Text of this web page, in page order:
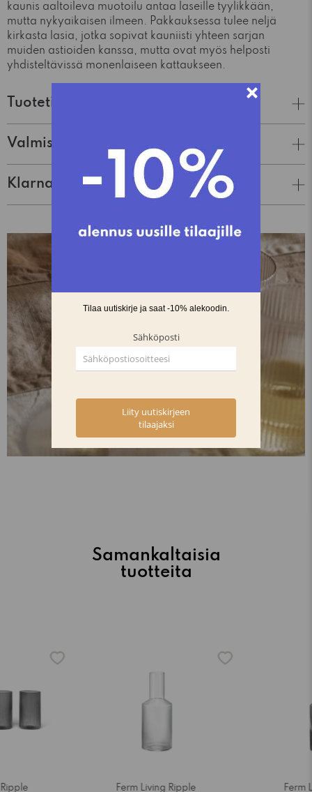
kaunis aaltoileva muotoilu antaa laseille tyylikkään,
mutta nykyaikaisen ilmeen. Pakkauksessa tulee neljä
kirkasta lasia, jotka sopivat kauniisti yhteen sarjan
muiden astioiden kanssa, mutta ovat myös helposti
yhdisteltävissä monenlaiseen kattaukseen.
Tuotetiedot
Valmistaja
Klarna Lasku & Tili
Samankaltaisia
tuotteita
Ferm Living Ripple
Ferm